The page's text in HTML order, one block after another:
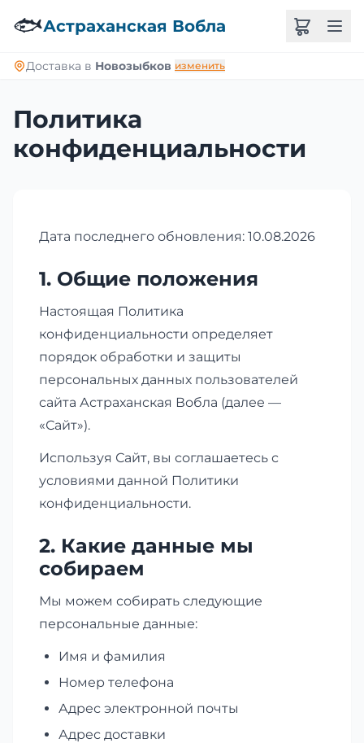
🐟Астраханская Вобла
Доставка в Новозыбков изменить
Политика
конфиденциальности
Дата последнего обновления: 10.08.2026
1. Общие положения
Настоящая Политика
конфиденциальности определяет
порядок обработки и защиты
персональных данных пользователей
сайта Астраханская Вобла (далее —
«Сайт»).
Используя Сайт, вы соглашаетесь с
условиями данной Политики
конфиденциальности.
2. Какие данные мы
собираем
Мы можем собирать следующие
персональные данные:
Имя и фамилия
Номер телефона
Адрес электронной почты
Адрес доставки